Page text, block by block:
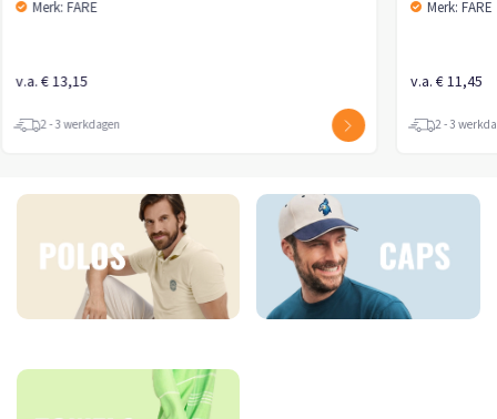
Merk: FARE
v.a. € 13,15
2 - 3 werkdagen
Merk: FARE
v.a. € 11,45
2 - 3